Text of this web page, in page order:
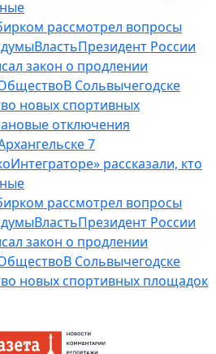
рассмотрел вопросы
ВластьПрезидент России
закон о продлении
В Сольвычегодске
новых спортивных
отключения
7
рассказали, кто
рассмотрел вопросы
ВластьПрезидент России
закон о продлении
В Сольвычегодске
новых спортивных площадок